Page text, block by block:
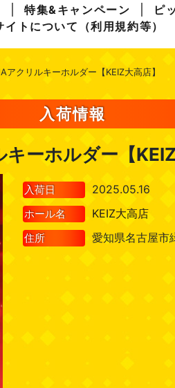
特集&キャンペーン ピ
イトについて（利用規約等）
クリルキーホルダー【KEIZ大高店】
入荷情報
ーホルダー【KEIZ
入荷日 2025.05.16
ホール名 KEIZ大高店
住所 愛知県名古屋市